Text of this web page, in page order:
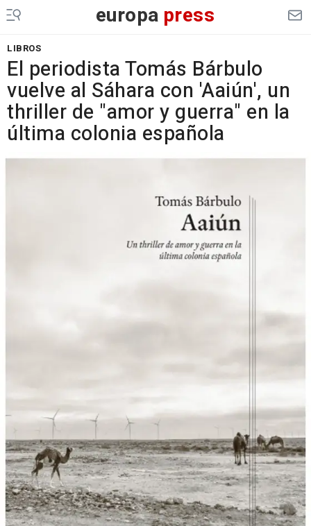
europa press
LIBROS
El periodista Tomás Bárbulo
vuelve al Sáhara con 'Aaiún', un
thriller de "amor y guerra" en la
última colonia española